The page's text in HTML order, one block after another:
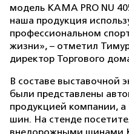
модель KAMA PRO NU
наша продукция
профессиональном
жизни», – отметил
директор Торгового
В составе выставочной
были представлены
продукцией компании,
шин. На стенде